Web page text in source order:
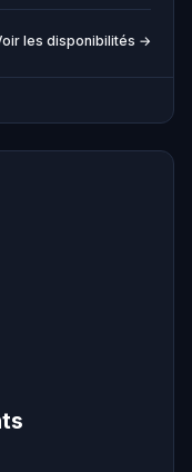
les disponibilités →